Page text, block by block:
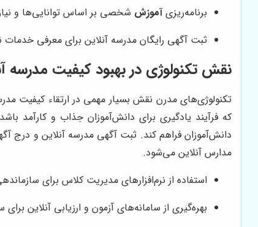
برنامه‌ریزیآموزش شخصی بر اساس توانایی‌ها و
ثبت آگهی رایگان مدرسه آنلاین برای معرفی خدمات
نقش تکنولوژی در بهبود کیفیت مدرسه
تکنولوژی‌های مدرن نقش بسیار مهمی در ارتقاء کیفیت
که فرآیند یادگیری برای دانش‌آموزان جذاب و کارآمد
دانش‌آموزان فراهم کند. ثبت آگهی مدرسه آنلاین و درج
مدارس آنلاین می‌شود.
استفاده از نرم‌افزارهای مدیریت کلاس برای
بهره‌گیری از سامانه‌های آزمون و ارزیابی آنلاین